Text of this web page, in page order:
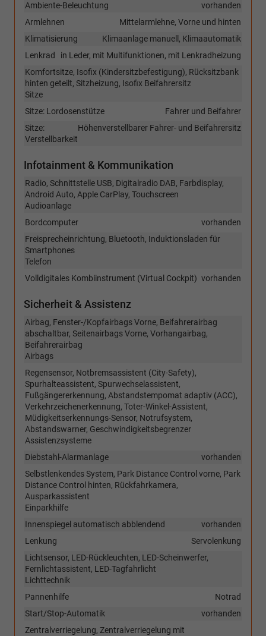
vorhanden
Ambiente-Beleuchtung
Mittelarmlehne, Vorne und hinten
Armlehnen
Klimaanlage manuell, Klimaautomatik
Klimatisierung
in Leder, mit Multifunktionen, mit Lenkradheizung
Lenkrad
Komfortsitze, Isofix (Kindersitzbefestigung), Rücksitzbank
hinten geteilt, Sitzheizung, Isofix Beifahrersitz
Sitze
Fahrer und Beifahrer
Sitze: Lordosenstütze
Höhenverstellbarer Fahrer- und Beifahrersitz
Sitze:
Verstellbarkeit
Infotainment & Kommunikation
Radio, Schnittstelle USB, Digitalradio DAB, Farbdisplay,
Android Auto, Apple CarPlay, Touchscreen
Audioanlage
vorhanden
Bordcomputer
Freisprecheinrichtung, Bluetooth, Induktionsladen für
Smartphones
Telefon
vorhanden
Volldigitales Kombiinstrument (Virtual Cockpit)
Sicherheit & Assistenz
Airbag, Fenster-/Kopfairbags Vorne, Beifahrerairbag
abschaltbar, Seitenairbags Vorne, Vorhangairbag,
Beifahrerairbag
Airbags
Regensensor, Notbremsassistent (City-Safety),
Spurhalteassistent, Spurwechselassistent,
Fußgängererkennung, Abstandstempomat adaptiv (ACC),
Verkehrzeichenerkennung, Toter-Winkel-Assistent,
Müdigkeitserkennungs-Sensor, Notrufsystem,
Abstandswarner, Geschwindigkeitsbegrenzer
Assistenzsysteme
vorhanden
Diebstahl-Alarmanlage
Selbstlenkendes System, Park Distance Control vorne, Park
Distance Control hinten, Rückfahrkamera,
Ausparkassistent
Einparkhilfe
vorhanden
Innenspiegel automatisch abblendend
Servolenkung
Lenkung
Lichtsensor, LED-Rückleuchten, LED-Scheinwerfer,
Fernlichtassistent, LED-Tagfahrlicht
Lichttechnik
Notrad
Pannenhilfe
vorhanden
Start/Stop-Automatik
Zentralverriegelung, Zentralverriegelung mit